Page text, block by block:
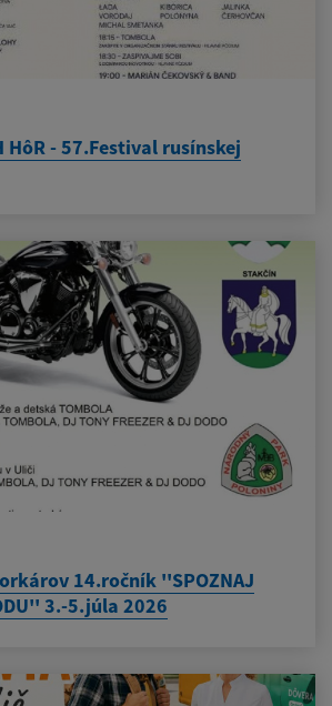
HôR - 57.Festival rusínskej
14.ročník ''SPOZNAJ
3.-5.júla 2026